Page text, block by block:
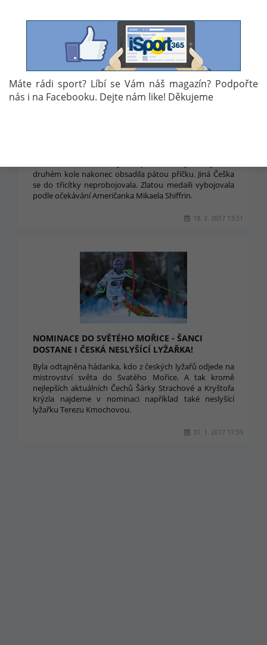
druhém kole nakonec obsadila pátou příčku. Jiná Češka
se do třicítky neprobojovala. Zlatou medaili vybojovala
podle očekávání Američanka Mikaela Shiffrin.
18. 2. 2017 13:51
NOMINACE DO SVĚTÉHO MOŘICE - ŠANCI
DOSTANE I ČESKÁ NESLYŠÍCÍ LYŽAŘKA!
Byla odtajněna hádanka, kdo z českých lyžařů odjede na
mistrovství světa do Svatého Mořice. A tak kromě
nejlepších aktuálních Čechů Šárky Strachové a Kryštofa
Krýzla najdeme v nominaci například také neslyšící
lyžařku Terezu Kmochovou.
31. 1. 2017 17:59
Máte rádi sport? Líbí se Vám náš magazín? Podpořte
nás i na Facebooku. Dejte nám like! Děkujeme